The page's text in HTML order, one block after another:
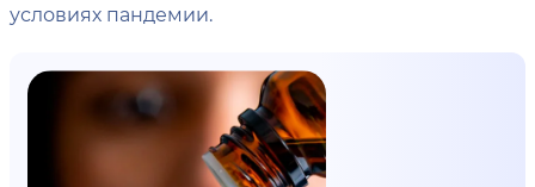
условиях пандемии.